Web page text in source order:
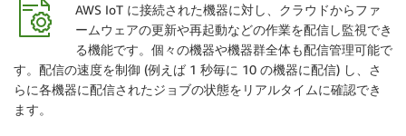
AWS IoT に接続された機器に対し、クラウドからファ
ームウェアの更新や再起動などの作業を配信し監視でき
る機能です。個々の機器や機器群全体も配信管理可能で
す。配信の速度を制御 (例えば 1 秒毎に 10 の機器に配信) し、さ
らに各機器に配信されたジョブの状態をリアルタイムに確認でき
ます。